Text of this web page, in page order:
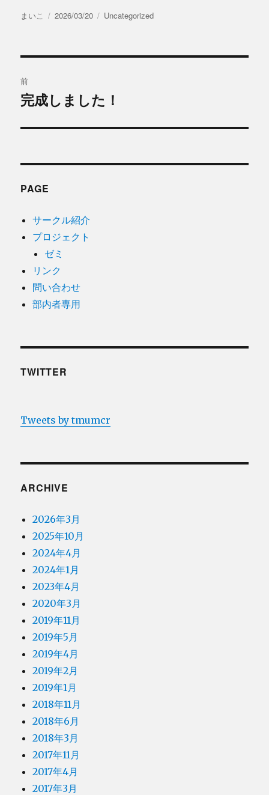
投
まいこ
投
2026/03/20
カ
リ
Uncategorized
稿
ゲ
ー
シ
ョ
ン
前
過
の
稿:
完成しました！
PAGE
サークル紹介
プロジェクト
ゼミ
リンク
問い合わせ
部内者専用
TWITTER
Tweets by tmumcr
ARCHIVE
2026年3月
2025年10月
2024年4月
2024年1月
2023年4月
2020年3月
2019年11月
2019年5月
2019年4月
2019年2月
2019年1月
2018年11月
2018年6月
2018年3月
2017年11月
2017年4月
2017年3月